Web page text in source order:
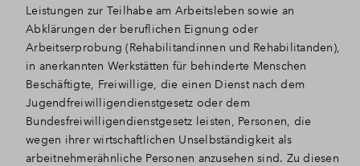
Leistungen zur Teilhabe am Arbeitsleben sowie an
Abklärungen der beruflichen Eignung oder
Arbeitserprobung (Rehabilitandinnen und Rehabilitanden),
in anerkannten Werkstätten für behinderte Menschen
Beschäftigte, Freiwillige, die einen Dienst nach dem
Jugendfreiwilligendienstgesetz oder dem
Bundesfreiwilligendienstgesetz leisten, Personen, die
wegen ihrer wirtschaftlichen Unselbständigkeit als
arbeitnehmerähnliche Personen anzusehen sind. Zu diesen